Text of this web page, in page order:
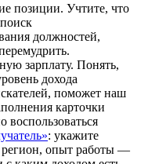
позиции. Учтите, что
должностей,
зарплату. Понять,
дохода
поможет наш
карточки
: укажите
регион, опыт работы —